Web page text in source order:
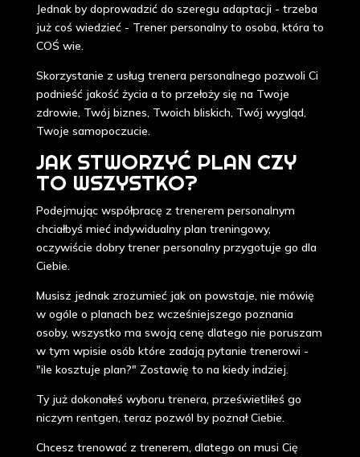
Jednak by doprowadzić do szeregu adaptacji - trzeba
już coś wiedzieć - Trener personalny to osoba, która to
COŚ wie.
Skorzystanie z usług trenera personalnego pozwoli Ci
podnieść jakość życia a to przełoży się na Twoje
zdrowie, Twój biznes, Twoich bliskich, Twój wygląd,
Twoje samopoczucie.
JAK STWORZYĆ PLAN CZY
TO WSZYSTKO?
Podejmując współpracę z trenerem personalnym
chciałbyś mieć indywidualny plan treningowy,
oczywiście dobry trener personalny przygotuje go dla
Ciebie.
Musisz jednak zrozumieć jak on powstaje, nie mówię
w ogóle o planach bez wcześniejszego poznania
osoby, wszystko ma swoją cenę dlatego nie poruszam
w tym wpisie osób które zadają pytanie trenerowi -
"ile kosztuje plan?" Zostawię to na kiedy indziej.
Ty już dokonałeś wyboru trenera, prześwietliłeś go
niczym rentgen, teraz pozwól by poznał Ciebie.
Chcesz trenować z trenerem, dlatego on musi Cię